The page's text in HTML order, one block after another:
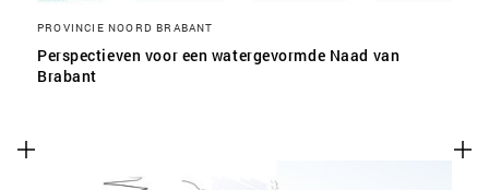
PROVINCIE NOORD BRABANT
Perspectieven voor een watergevormde Naad van
Brabant